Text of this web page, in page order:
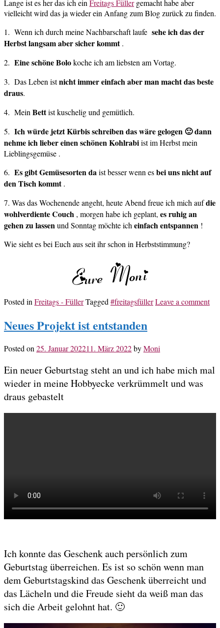
Lange ist es her das ich ein Freitags Füllergemacht habe aber
vielleicht wird das ja wieder ein Anfang zum Blog zurück zu finden.
1. Wenn ich durch meine Nachbarschaft laufe sehe ich das der
Herbst langsam aber sicher kommt.
2. Eine schöne Bolokoche ich am liebsten am Vortag.
3. Das Leben istnicht immer einfach aber man macht das beste
draus.
4. Mein Bettist kuschelig und gemütlich.
5. Ich würde jetzt Kürbis schreiben das wäre gelogen 🙂 dann
nehme ich lieber einen schönen Kohlrabiist im Herbst mein
Lieblingsgemüse .
6. Es gibt Gemüsesorten daist besser wenn esbei uns nicht auf
den Tisch kommt.
7. Was das Wochenende angeht, heute Abend freue ich mich aufdie
wohlverdiente Couch , morgen habe ich geplant, es ruhig an
gehen zu lassenund Sonntag möchte ich einfach entspannen !
Wie sieht es bei Euch aus seit ihr schon in Herbststimmung?
Posted in Freitags - FüllerTagged #freitagsfüllerLeave a comment
Neues Projekt ist entstanden
Posted on25. Januar 202211. März 2022byMoni
Ein neuer Geburtstag steht an und ich habe mich mal
wieder in meine Hobbyecke verkrümmelt und was
draus gebastelt
Ich konnte das Geschenk auch persönlich zum
Geburtstag überreichen. Es ist so schön wenn man
dem Geburtstagskind das Geschenk überreicht und
das Lächeln und die Freude sieht da weiß man das
sich die Arbeit gelohnt hat. 🙂